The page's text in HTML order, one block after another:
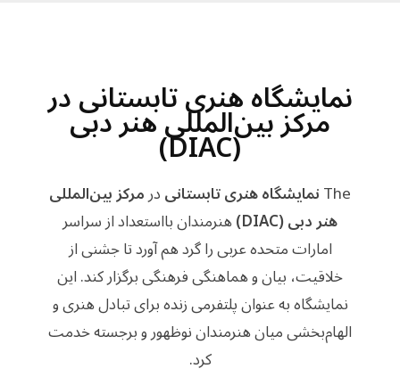
نمایشگاه هنری تابستانی در
مرکز بین‌المللی هنر دبی
(DIAC)
Theنمایشگاه هنری تابستانیدرمرکز بین‌المللی
هنر دبی (DIAC)
هنرمندان بااستعداد از سراسر
امارات متحده عربی را گرد هم آورد تا جشنی از
خلاقیت، بیان و هماهنگی فرهنگی برگزار کند. این
نمایشگاه به عنوان پلتفرمی زنده برای تبادل هنری و
الهام‌بخشی میان هنرمندان نوظهور و برجسته خدمت
کرد.